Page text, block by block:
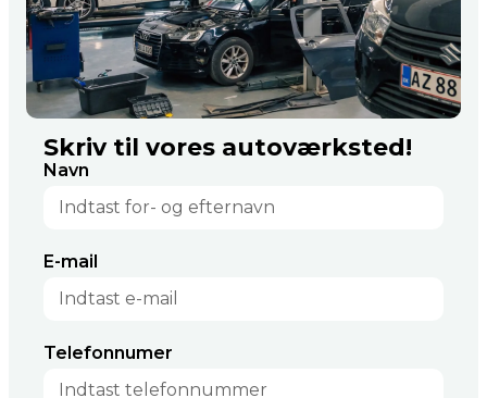
Skriv til vores autoværksted!
Navn
E-mail
Telefonnumer